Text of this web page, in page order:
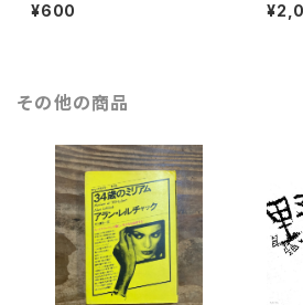
¥600
その他の商品